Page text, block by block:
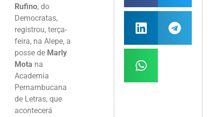
Rufino, do
Democratas,
registrou, terça-
feira, na Alepe, a
posse de Marly
Mota na
Academia
Pernambucana
de Letras, que
acontecerá